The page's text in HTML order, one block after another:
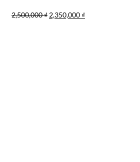
2,500,000₫ Giá
2,350,000 ₫